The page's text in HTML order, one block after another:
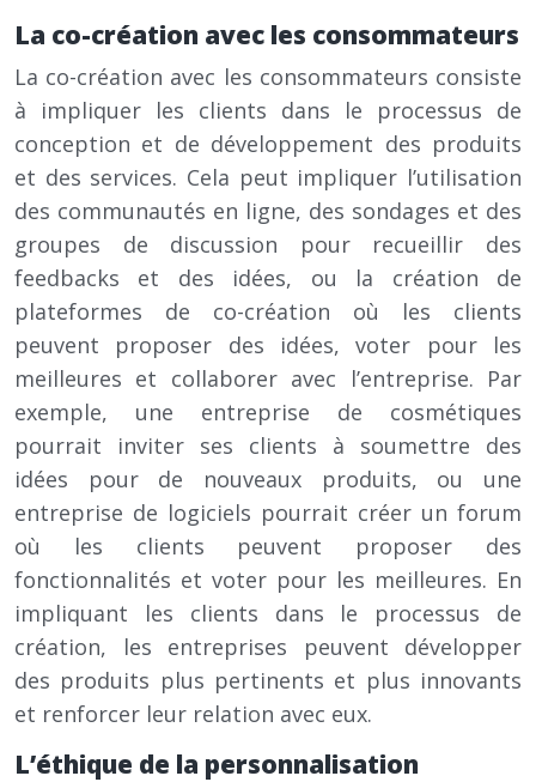
La co-création avec les consommateurs
La co-création avec les consommateurs consiste
à impliquer les clients dans le processus de
conception et de développement des produits
et des services. Cela peut impliquer l’utilisation
des communautés en ligne, des sondages et des
groupes de discussion pour recueillir des
feedbacks et des idées, ou la création de
plateformes de co-création où les clients
peuvent proposer des idées, voter pour les
meilleures et collaborer avec l’entreprise. Par
exemple, une entreprise de cosmétiques
pourrait inviter ses clients à soumettre des
idées pour de nouveaux produits, ou une
entreprise de logiciels pourrait créer un forum
où les clients peuvent proposer des
fonctionnalités et voter pour les meilleures. En
impliquant les clients dans le processus de
création, les entreprises peuvent développer
des produits plus pertinents et plus innovants
et renforcer leur relation avec eux.
L’éthique de la personnalisation